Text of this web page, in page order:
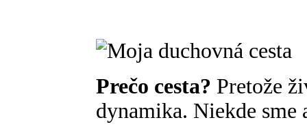
Prečo cesta? Pretože
dynamika. Niekde sme